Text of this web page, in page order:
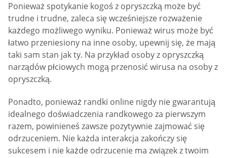
Ponieważ spotykanie kogoś z opryszczką może być
trudne i trudne, zaleca się wcześniejsze rozważenie
każdego możliwego wyniku. Ponieważ wirus może być
łatwo przeniesiony na inne osoby, upewnij się, że mają
taki sam stan jak ty. Na przykład osoby z opryszczką
narządów płciowych mogą przenosić wirusa na osoby z
opryszczką.
Ponadto, ponieważ randki online nigdy nie gwarantują
idealnego doświadczenia randkowego za pierwszym
razem, powinieneś zawsze pozytywnie zajmować się
odrzuceniem. Nie każda interakcja zakończy się
sukcesem i nie każde odrzucenie ma związek z twoim